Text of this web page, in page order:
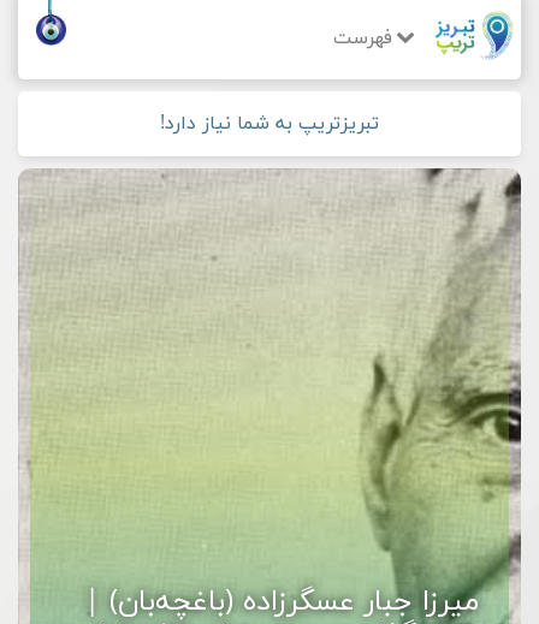
فهرست
تبریزتریپ به شما نیاز دارد!
میرزا جبار عسگرزاده (باغچه‌بان) |